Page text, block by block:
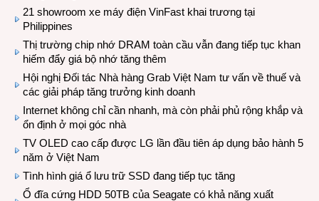
21 showroom xe máy điện VinFast khai trương tại
Philippines
Thị trường chip nhớ DRAM toàn cầu vẫn đang tiếp tục khan
hiếm đẩy giá bộ nhớ tăng thêm
Hội nghị Đối tác Nhà hàng Grab Việt Nam tư vấn về thuế và
các giải pháp tăng trưởng kinh doanh
Internet không chỉ cần nhanh, mà còn phải phủ rộng khắp và
ổn định ở mọi góc nhà
TV OLED cao cấp được LG lần đầu tiên áp dụng bảo hành 5
năm ở Việt Nam
Tình hình giá ổ lưu trữ SSD đang tiếp tục tăng
Ổ đĩa cứng HDD 50TB của Seagate có khả năng xuất